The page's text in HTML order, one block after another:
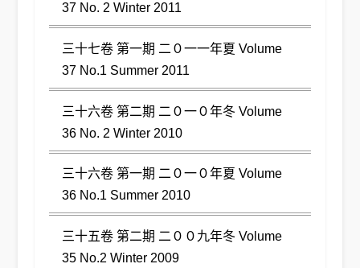
37 No. 2 Winter 2011
三十七卷 第一期 二０一一年夏 Volume
37 No.1 Summer 2011
三十六卷 第二期 二０一０年冬 Volume
36 No. 2 Winter 2010
三十六卷 第一期 二０一０年夏 Volume
36 No.1 Summer 2010
三十五卷 第二期 二００九年冬 Volume
35 No.2 Winter 2009